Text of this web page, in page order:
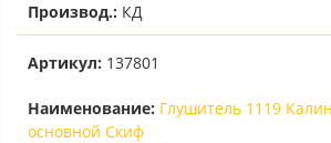
Производ.: КД
Артикул: 137801
Наименование: Глушитель 1119
основной Скиф